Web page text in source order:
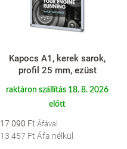
Kapocs A1, kerek sarok,
profil 25 mm, ezüst
raktáron szállítás 18. 8. 2026
előtt
17 090 Ft
13 457 Ft Áfa nélkül